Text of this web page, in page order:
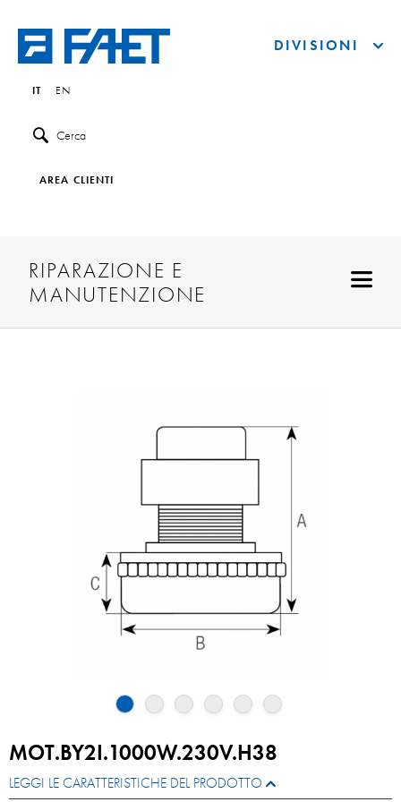
IT EN
Cerca
AREA CLIENTI
DIVISIONI
RIPARAZIONE E
MANUTENZIONE
MOT.BY2I.1000W.230V.H38
LEGGI LE CARATTERISTICHE DEL PRODOTTO